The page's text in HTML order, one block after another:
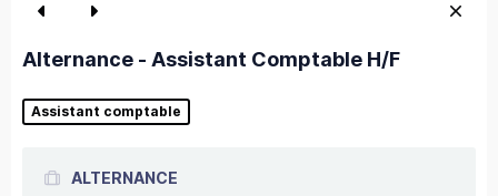
Alternance - Assistant Comptable H/F
Assistant comptable
ALTERNANCE